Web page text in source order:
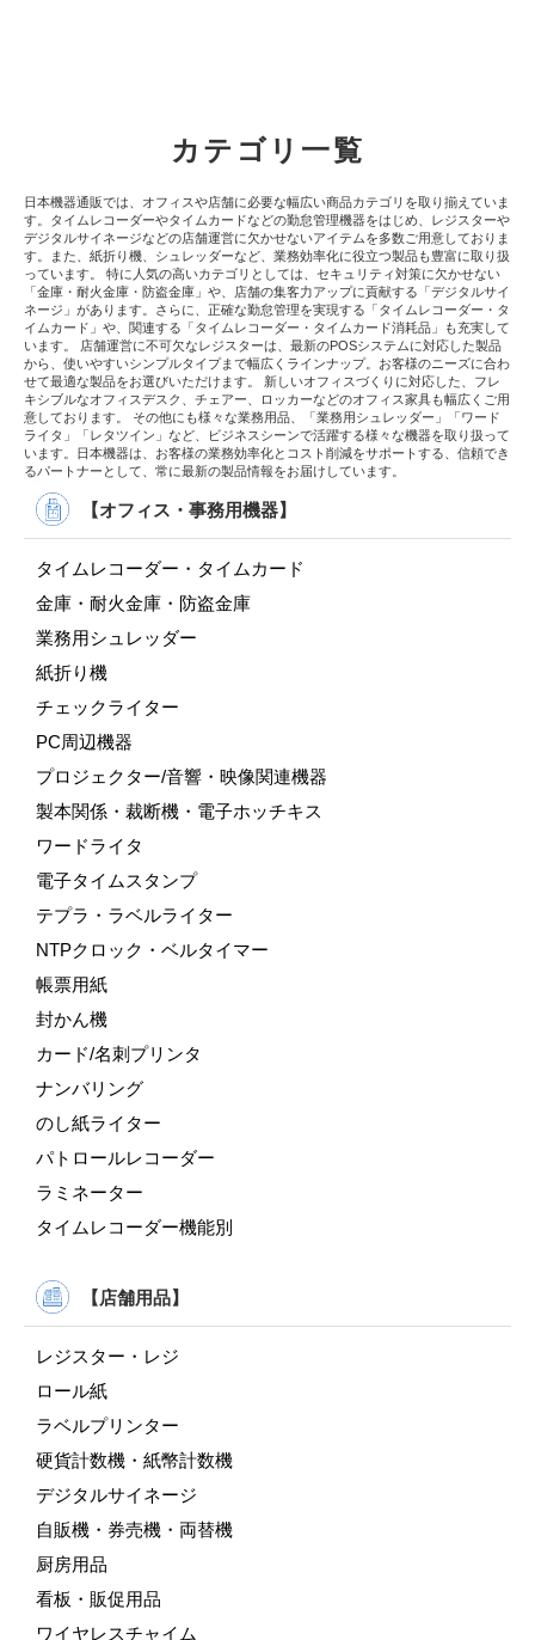
カテゴリ一覧
日本機器通販では、オフィスや店舗に必要な幅広い商品カテゴリを取り揃えていま
す。タイムレコーダーやタイムカードなどの勤怠管理機器をはじめ、レジスターや
デジタルサイネージなどの店舗運営に欠かせないアイテムを多数ご用意しておりま
す。また、紙折り機、シュレッダーなど、業務効率化に役立つ製品も豊富に取り扱
っています。 特に人気の高いカテゴリとしては、セキュリティ対策に欠かせない
「金庫・耐火金庫・防盗金庫」や、店舗の集客力アップに貢献する「デジタルサイ
ネージ」があります。さらに、正確な勤怠管理を実現する「タイムレコーダー・タ
イムカード」や、関連する「タイムレコーダー・タイムカード消耗品」も充実して
います。 店舗運営に不可欠なレジスターは、最新のPOSシステムに対応した製品
から、使いやすいシンプルタイプまで幅広くラインナップ。お客様のニーズに合わ
せて最適な製品をお選びいただけます。 新しいオフィスづくりに対応した、フレ
キシブルなオフィスデスク、チェアー、ロッカーなどのオフィス家具も幅広くご用
意しております。 その他にも様々な業務用品、「業務用シュレッダー」「ワード
ライタ」「レタツイン」など、ビジネスシーンで活躍する様々な機器を取り扱って
います。日本機器は、お客様の業務効率化とコスト削減をサポートする、信頼でき
るパートナーとして、常に最新の製品情報をお届けしています。
【オフィス・事務用機器】
タイムレコーダー・タイムカード
金庫・耐火金庫・防盗金庫
業務用シュレッダー
紙折り機
チェックライター
PC周辺機器
プロジェクター/音響・映像関連機器
製本関係・裁断機・電子ホッチキス
ワードライタ
電子タイムスタンプ
テプラ・ラベルライター
NTPクロック・ベルタイマー
帳票用紙
封かん機
カード/名刺プリンタ
ナンバリング
のし紙ライター
パトロールレコーダー
ラミネーター
タイムレコーダー機能別
【店舗用品】
レジスター・レジ
ロール紙
ラベルプリンター
硬貨計数機・紙幣計数機
デジタルサイネージ
自販機・券売機・両替機
厨房用品
看板・販促用品
ワイヤレスチャイム